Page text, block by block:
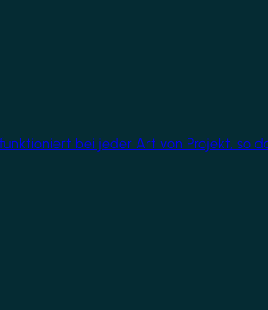
bei jeder Art von Projekt, so